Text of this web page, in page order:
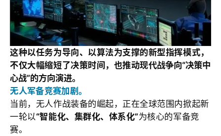
这种以任务为导向、以算法为支撑的新型指挥模式，
不仅大幅缩短了决策时间，也推动现代战争向“决策中
心战”的方向演进。
无人军备竞赛加剧。
当前，无人作战装备的崛起，正在全球范围内掀起新
一轮以“智能化、集群化、体系化”为核心的军备竞
赛。